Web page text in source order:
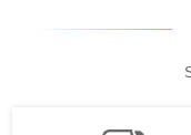
成本的根本目的。产
块的灵活变通性为原
个自主更新维护的动